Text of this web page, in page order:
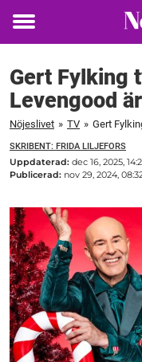
Toggle
Gert Fylking
Levengood
Nöjeslivet » TV » Gert
SKRIBENT: FRIDA LILJEFORS
Uppdaterad: dec 16, 2025,
Publicerad: nov 29, 2024,